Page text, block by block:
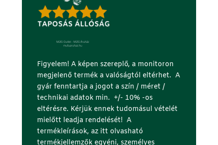
Figyelem! A képen szereplő, a monitoron
megjelenő termék a valóságtól eltérhet. A
gyár fenntartja a jogot a szín / méret /
technikai adatok min. +/- 10% -os
eltérésre. Kérjük ennek tudomásul vételét
mielőtt leadja rendelését! A
termékleírások, az itt olvasható
termékjellemzők egyéni, személyes